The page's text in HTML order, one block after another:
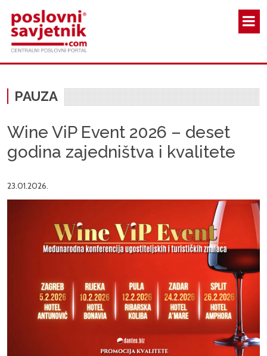
PAUZA
Wine ViP Event 2026 – deset
godina zajedništva i kvalitete
23.01.2026.